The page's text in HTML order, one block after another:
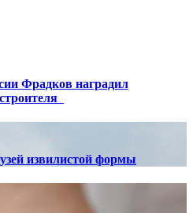
Фрадков наградил
извилистой формы